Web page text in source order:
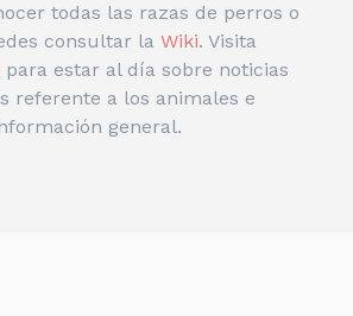
todas las razas de perros o
consultar laWiki. Visita
para estar al día sobre noticias
referente a los animales e
general.